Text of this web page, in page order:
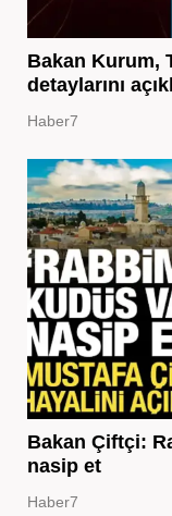
Bakan Kurum,
detaylarını
Haber7
Bakan Çiftçi:
nasip et
Haber7